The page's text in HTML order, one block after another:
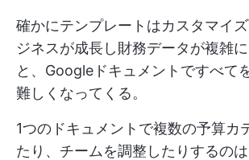
確かにテンプレートはカスタマイ
ジネスが成長し財務データが複雑
と、Googleドキュメントですべて
難しくなってくる。
1つのドキュメントで複数の予算カ
たり、チームを調整したりするの